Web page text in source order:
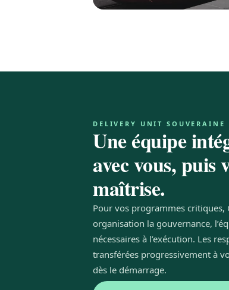
DELIVERY UNIT SOUVERAINE
Une équipe
avec vous, puis
maîtrise.
Pour vos programmes
organisation la gouvernance,
nécessaires à l’exécution. Les
transférées progressivement à
dès le démarrage.